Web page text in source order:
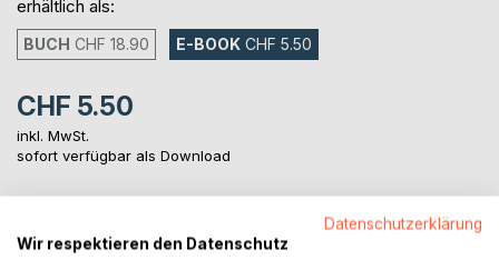
erhältlich als:
BUCH CHF 18.90 E-BOOK CHF 5.50
CHF 5.50
inkl. MwSt.
sofort verfügbar als Download
IN DEN WARENKORB
Datenschutzerklärung
Wir respektieren den Datenschutz